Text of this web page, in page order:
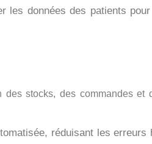
les données des patients
des stocks, des commandes
réduisant les